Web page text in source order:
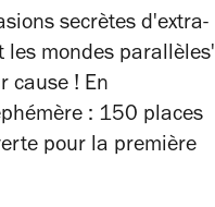
secrètes d'extra-
les mondes parallèles'
cause ! En
: 150 places
pour la première